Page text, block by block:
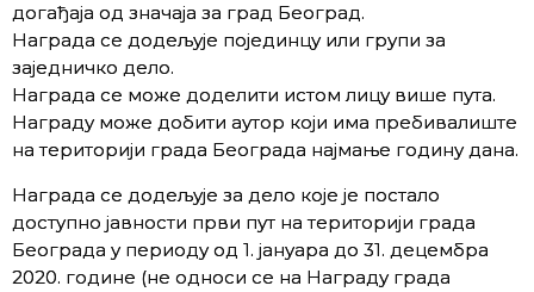
догађаја од значаја за град Београд.
Награда се додељује појединцу или групи за
заједничко дело.
Награда се може доделити истом лицу више пута.
Награду може добити аутор који има пребивалиште
на територији града Београда најмање годину дана.
Награда се додељује за дело које је постало
доступно јавности први пут на територији града
Београда у периоду од 1. јануара до 31. децембра
2020. године (не односи се на Награду града